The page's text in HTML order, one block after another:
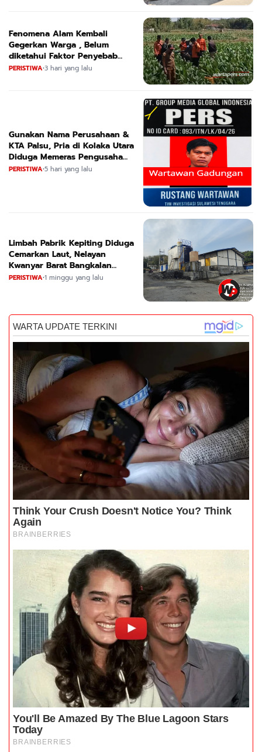
Fenomena Alam Kembali
Gegerkan Warga , Belum
diketahui Faktor Penyebab
Suara
PERISTIWA•3 hari yang lalu
Gunakan Nama Perusahaan &
KTA Palsu, Pria di Kolaka Utara
Diduga Memeras Pengusaha
Tambang dan Minyak
PERISTIWA•5 hari yang lalu
Limbah Pabrik Kepiting Diduga
Cemarkan Laut, Nelayan
Kwanyar Barat Bangkalan
Desak DLH Turun Tangan
PERISTIWA•1 minggu yang lalu